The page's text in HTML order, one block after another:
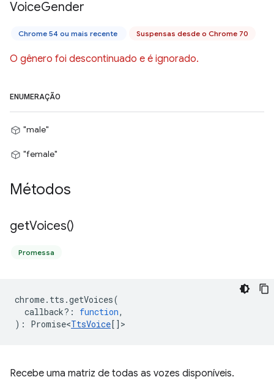
VoiceGender
Chrome 54 ou mais recente Suspensas desde o Chrome 70
O gênero foi descontinuado e é ignorado.
ENUMERAÇÃO
"male"
"female"
Métodos
getVoices()
Promessa
chrome. tts .getVoices(
callback? : function,
) : Promise<TtsVoice[] >
Recebe uma matriz de todas as vozes disponíveis.